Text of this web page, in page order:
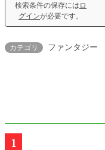
検索条件の保存には ロ
グインが必要です。
カテゴリ ファンタジー
1